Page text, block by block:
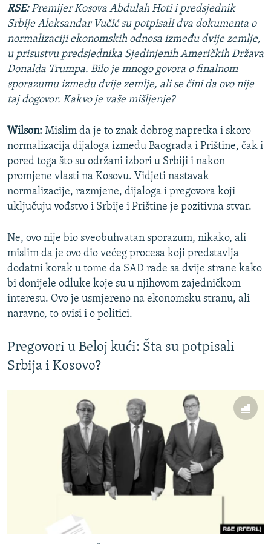
RSE:Premijer Kosova Abdulah Hoti i predsjednik
Srbije Aleksandar Vučić su potpisali dva dokumenta o
normalizaciji ekonomskih odnosa između dvije zemlje,
u prisustvu predsjednika Sjedinjenih Američkih Država
Donalda Trumpa. Bilo je mnogo govora o finalnom
sporazumu između dvije zemlje, ali se čini da ovo nije
taj dogovor. Kakvo je vaše mišljenje?
Wilson: Mislim da je to znak dobrog napretka i skoro
normalizacija dijaloga između Baograda i Prištine, čak i
pored toga što su održani izbori u Srbiji i nakon
promjene vlasti na Kosovu. Vidjeti nastavak
normalizacije, razmjene, dijaloga i pregovora koji
uključuju vođstvo i Srbije i Prištine je pozitivna stvar.
Ne, ovo nije bio sveobuhvatan sporazum, nikako, ali
mislim da je ovo dio većeg procesa koji predstavlja
dodatni korak u tome da SAD rade sa dvije strane kako
bi donijele odluke koje su u njihovom zajedničkom
interesu. Ovo je usmjereno na ekonomsku stranu, ali
naravno, to ovisi i o politici.
Pregovori u Beloj kući: Šta su potpisali
Srbija i Kosovo?